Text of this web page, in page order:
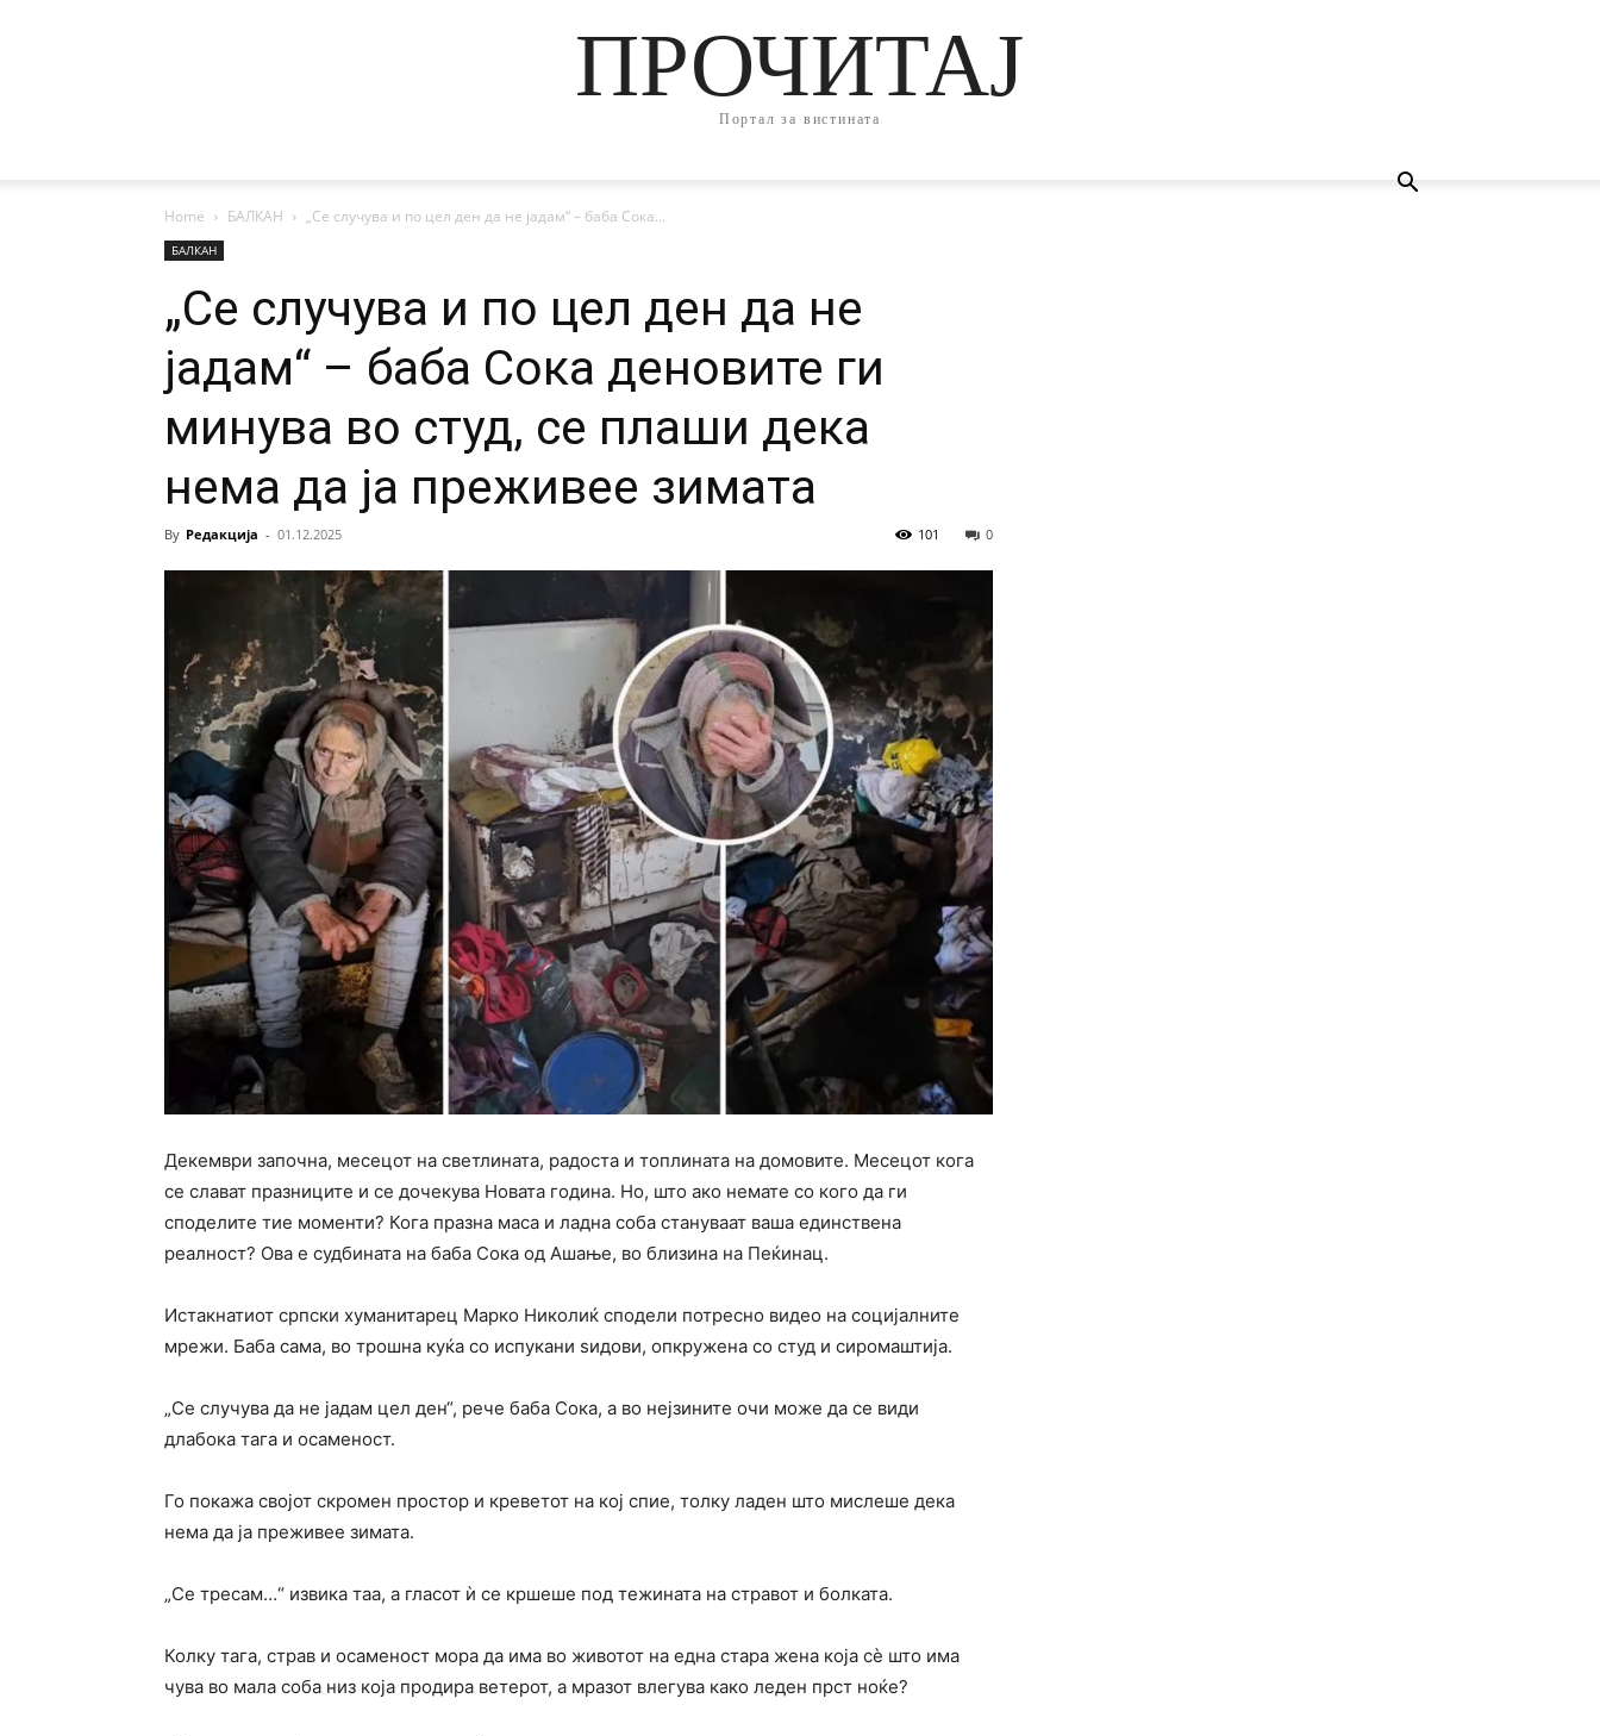
ПРОЧИТАЈ
Портал за вистината
Home БАЛКАН „Се случува и по цел ден да не јадам“ – баба Сока...
БАЛКАН
„Се случува и по цел ден да не
јадам“ – баба Сока деновите ги
минува во студ, се плаши дека
нема да ја преживее зимата
By Редакција - 01.12.2025 0
101
Декември започна, месецот на светлината, радоста и топлината на домовите. Месецот кога
се слават празниците и се дочекува Новата година. Но, што ако немате со кого да ги
споделите тие моменти? Кога празна маса и ладна соба стануваат ваша единствена
реалност? Ова е судбината на баба Сока од Ашање, во близина на Пеќинац.
Истакнатиот српски хуманитарец Марко Николиќ сподели потресно видео на социјалните
мрежи. Баба сама, во трошна куќа со испукани ѕидови, опкружена со студ и сиромаштија.
„Се случува да не јадам цел ден“, рече баба Сока, а во нејзините очи може да се види
длабока тага и осаменост.
Го покажа својот скромен простор и креветот на кој спие, толку ладен што мислеше дека
нема да ја преживее зимата.
„Се тресам…“ извика таа, а гласот ѝ се кршеше под тежината на стравот и болката.
Колку тага, страв и осаменост мора да има во животот на една стара жена која сè што има
чува во мала соба низ која продира ветерот, а мразот влегува како леден прст ноќе?